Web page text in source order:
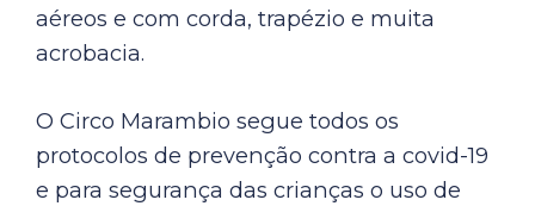
aéreos e com corda, trapézio e muita
acrobacia.
O Circo Marambio segue todos os
protocolos de prevenção contra a covid-19
e para segurança das crianças o uso de